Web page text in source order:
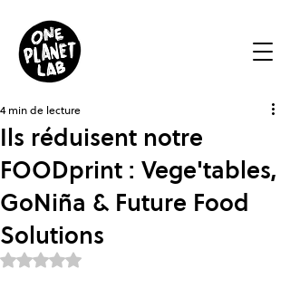
Ils réduisent notre
FOODprint : Vege'tables,
GoNiña & Future Food
Solutions
4 min de lecture
Noté NaN étoiles sur 5.